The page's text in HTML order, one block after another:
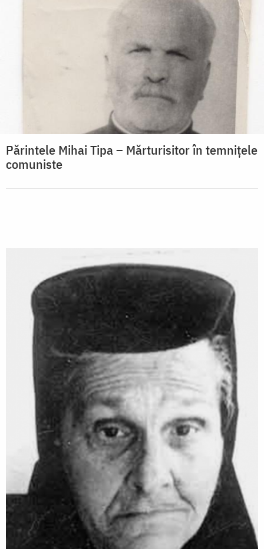
Părintele Mihai Tipa – Mărturisitor în temnițele
comuniste